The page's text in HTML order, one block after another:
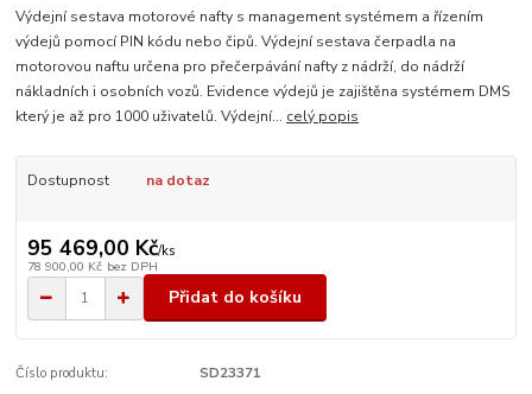
Výdejní sestava motorové nafty s management systémem a řízením
výdejů pomocí PIN kódu nebo čipů. Výdejní sestava čerpadla na
motorovou naftu určena pro přečerpávání nafty z nádrží, do nádrží
nákladních i osobních vozů. Evidence výdejů je zajištěna systémem DMS
který je až pro 1000 uživatelů. Výdejní... celý popis
Dostupnost na dotaz
95 469,00 Kč/ks
78 900,00 Kč bez DPH
Přidat do košíku
Číslo produktu: SD23371